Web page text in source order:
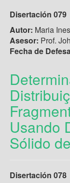
Disertación 079
Autor: Maria
Asesor: Prof.
Fecha de
Usando
Sólido
Disertación 078